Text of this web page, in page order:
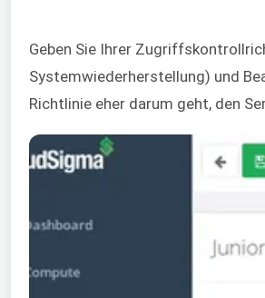
Geben Sie Ihrer
Systemwiederherstellung) und
Richtlinie eher darum geht, den